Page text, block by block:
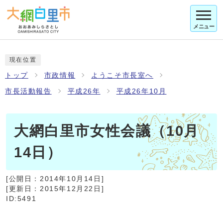
メニュー
現在位置
トップ 市政情報 ようこそ市長室へ
市長活動報告 平成26年 平成26年10月
大網白里市女性会議（10月
14日）
[公開日： 2014年10月14日 ]
[更新日： 2015年12月22日 ]
ID:5491